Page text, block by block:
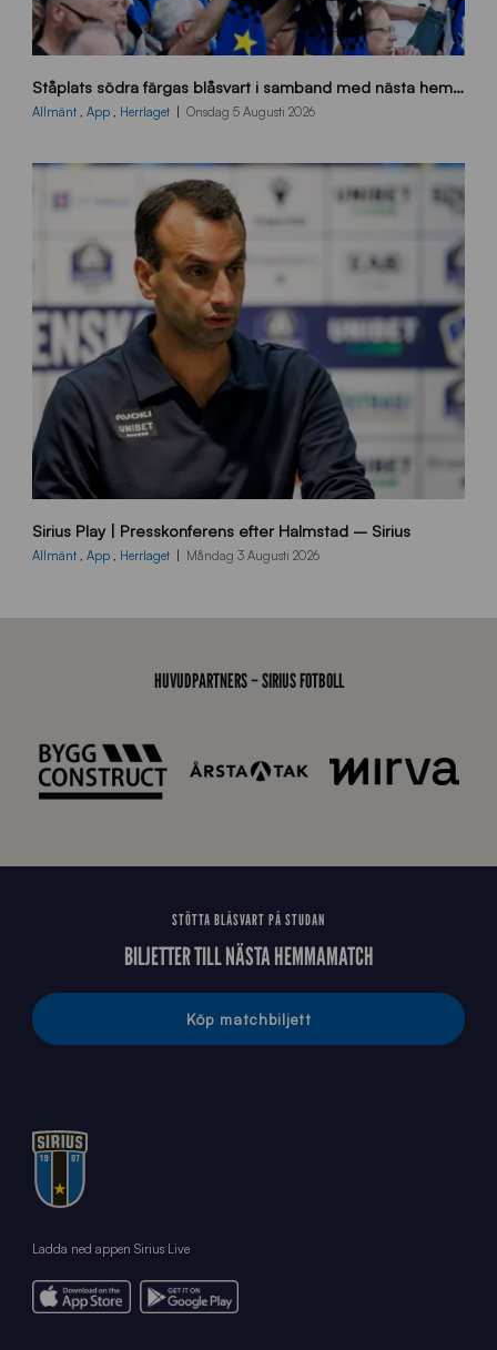
ö
d
a
2
0
2
6
Ståplats södra färgas blåsvart i samband med nästa hemmamatch
Allmänt App Herrlaget Onsdag 5 Augusti 2026
B
2
0
6
8
Sirius Play | Presskonferens efter Halmstad – Sirius
Allmänt , App , Herrlaget Måndag 3 Augusti 2026
HUVUDPARTNERS – SIRIUS FOTBOLL
STÖTTA BLÅSVART PÅ STUDAN
BILJETTER TILL NÄSTA HEMMAMATCH
Köp matchbiljett
Ladda ned appen Sirius Live